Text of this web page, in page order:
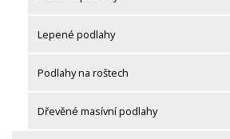
Lepené podlahy
Podlahy na roštech
Dřevěné masívní podlahy